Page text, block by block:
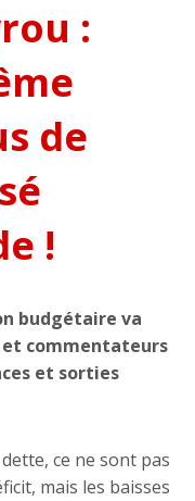
:
de
!
budgétaire va
et commentateurs
et sorties
ce ne sont pas
mais les baisses